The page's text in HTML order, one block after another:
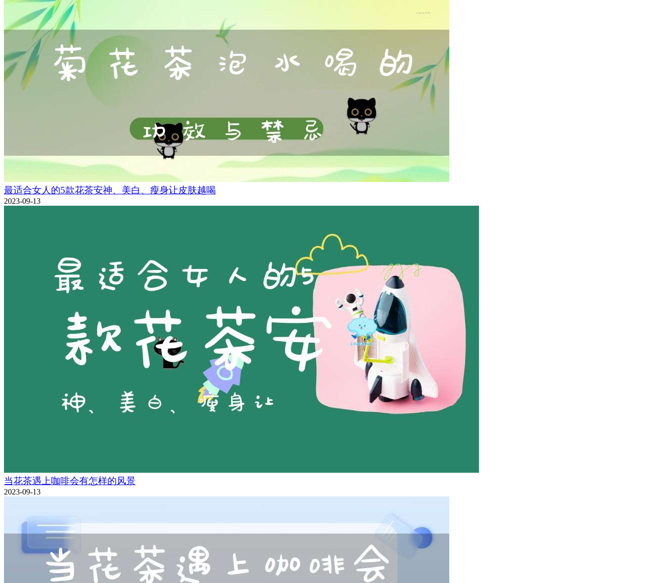
最适合女人的5款花茶安神、美白、瘦身让皮肤越喝
2023-09-13
当花茶遇上咖啡会有怎样的风景
2023-09-13